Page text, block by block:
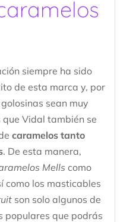
siempre ha sido
de esta marca y, por
sean muy
que Vidal también se
caramelos tanto
. De esta manera,
Mells como
como los masticables
son solo algunos de
populares que podrás